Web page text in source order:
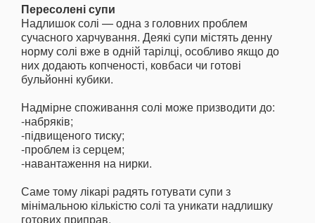
Пересолені супи
Надлишок солі — одна з головних проблем
сучасного харчування. Деякі супи містять денну
норму солі вже в одній тарілці, особливо якщо до
них додають копченості, ковбаси чи готові
бульйонні кубики.
Надмірне споживання солі може призводити до:
-набряків;
-підвищеного тиску;
-проблем із серцем;
-навантаження на нирки.
Саме тому лікарі радять готувати супи з
мінімальною кількістю солі та уникати надлишку
готових приправ.